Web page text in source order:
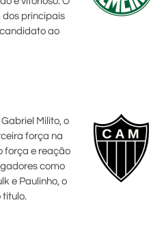
dos principais
ao
Milito, o
força na
força e reação
como
e Paulinho, o
título.